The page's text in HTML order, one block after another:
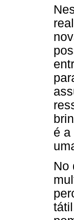
é a
No